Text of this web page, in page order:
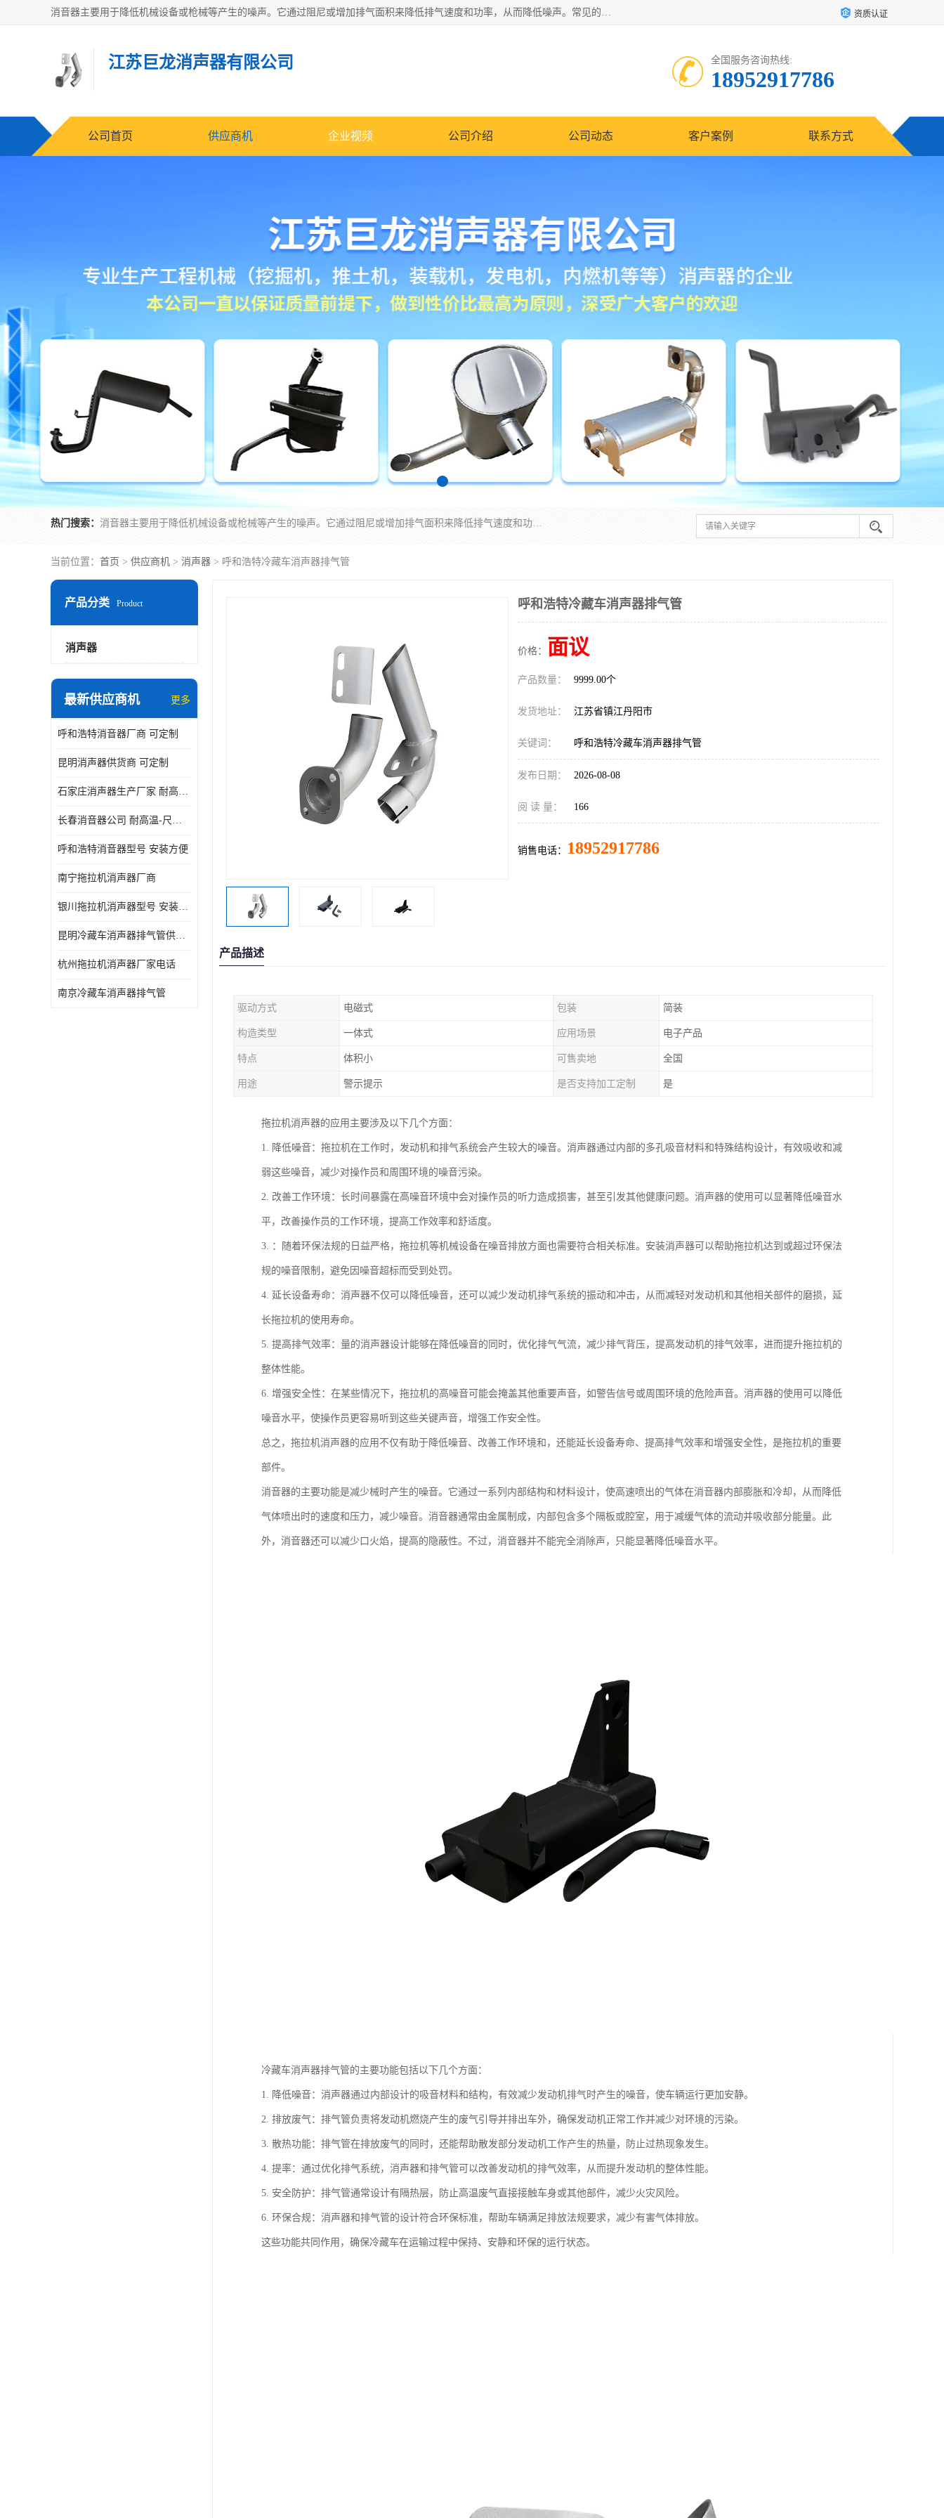
消音器主要用于降低机械设备或枪械等产生的噪声。它通过阻尼或增加排气面积来降低排气速度和功率，从而降低噪声。常见的消音器类型包括阻性消声器、抗性消声器、共振消声器以及阻抗复合式消声器等。这些消音器各有特点，适用于不同频率的噪声消除。 资质认证
江苏巨龙消声器有限公司 全国服务咨询热线:
18952917786
公司首页 供应商机 企业视频 公司介绍 公司动态 客户案例 联系方式
热门搜索： 消音器主要用于降低机械设备或枪械等产生的噪声。它通过阻尼或增加排气面积来降低排气速度和功率，从而降低噪声。常见的消音器类型包括阻性消声器、抗性消声器、共振消声器以及阻抗复合式消声器等。这些消音器各有特点，适用于不同频率的噪声消除。
当前位置： 首页 > 供应商机 > 消声器 > 呼和浩特冷藏车消声器排气管
产品分类 Product
消声器
最新供应商机 更多
呼和浩特消音器厂商 可定制
昆明消声器供货商 可定制
石家庄消声器生产厂家 耐高温-尺寸可定制
长春消音器公司 耐高温-尺寸可定制
呼和浩特消音器型号 安装方便
南宁拖拉机消声器厂商
银川拖拉机消声器型号 安装方便
昆明冷藏车消声器排气管供货商 可定制
杭州拖拉机消声器厂家电话
南京冷藏车消声器排气管
呼和浩特冷藏车消声器排气管
价格： 面议
产品数量： 9999.00个
发货地址： 江苏省镇江丹阳市
关键词： 呼和浩特冷藏车消声器排气管
发布日期： 2026-08-08
阅 读 量： 166
销售电话： 18952917786
产品描述
驱动方式 电磁式 包装 简装
构造类型 一体式 应用场景 电子产品
特点 体积小 可售卖地 全国
用途 警示提示 是否支持加工定制 是
拖拉机消声器的应用主要涉及以下几个方面：
1. 降低噪音：拖拉机在工作时，发动机和排气系统会产生较大的噪音。消声器通过内部的多孔吸音材料和特殊结构设计，有效吸收和减
弱这些噪音，减少对操作员和周围环境的噪音污染。
2. 改善工作环境：长时间暴露在高噪音环境中会对操作员的听力造成损害，甚至引发其他健康问题。消声器的使用可以显著降低噪音水
平，改善操作员的工作环境，提高工作效率和舒适度。
3. ：随着环保法规的日益严格，拖拉机等机械设备在噪音排放方面也需要符合相关标准。安装消声器可以帮助拖拉机达到或超过环保法
规的噪音限制，避免因噪音超标而受到处罚。
4. 延长设备寿命：消声器不仅可以降低噪音，还可以减少发动机排气系统的振动和冲击，从而减轻对发动机和其他相关部件的磨损，延
长拖拉机的使用寿命。
5. 提高排气效率：量的消声器设计能够在降低噪音的同时，优化排气气流，减少排气背压，提高发动机的排气效率，进而提升拖拉机的
整体性能。
6. 增强安全性：在某些情况下，拖拉机的高噪音可能会掩盖其他重要声音，如警告信号或周围环境的危险声音。消声器的使用可以降低
噪音水平，使操作员更容易听到这些关键声音，增强工作安全性。
总之，拖拉机消声器的应用不仅有助于降低噪音、改善工作环境和，还能延长设备寿命、提高排气效率和增强安全性，是拖拉机的重要
部件。
消音器的主要功能是减少械时产生的噪音。它通过一系列内部结构和材料设计，使高速喷出的气体在消音器内部膨胀和冷却，从而降低
气体喷出时的速度和压力，减少噪音。消音器通常由金属制成，内部包含多个隔板或腔室，用于减缓气体的流动并吸收部分能量。此
外，消音器还可以减少口火焰，提高的隐蔽性。不过，消音器并不能完全消除声，只能显著降低噪音水平。
冷藏车消声器排气管的主要功能包括以下几个方面：
1. 降低噪音：消声器通过内部设计的吸音材料和结构，有效减少发动机排气时产生的噪音，使车辆运行更加安静。
2. 排放废气：排气管负责将发动机燃烧产生的废气引导并排出车外，确保发动机正常工作并减少对环境的污染。
3. 散热功能：排气管在排放废气的同时，还能帮助散发部分发动机工作产生的热量，防止过热现象发生。
4. 提率：通过优化排气系统，消声器和排气管可以改善发动机的排气效率，从而提升发动机的整体性能。
5. 安全防护：排气管通常设计有隔热层，防止高温废气直接接触车身或其他部件，减少火灾风险。
6. 环保合规：消声器和排气管的设计符合环保标准，帮助车辆满足排放法规要求，减少有害气体排放。
这些功能共同作用，确保冷藏车在运输过程中保持、安静和环保的运行状态。